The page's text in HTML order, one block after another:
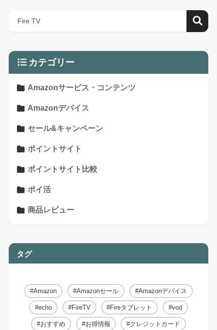
カテゴリー
Amazonサービス・コンテンツ
Amazonデバイス
セール&キャンペーン
ポイントサイト
ポイントサイト比較
ポイ活
商品レビュー
タグ
Amazon Amazonセール Amazonデバイス
echo FireTV Fireタブレット vod
おすすめ お得情報 クレジットカード